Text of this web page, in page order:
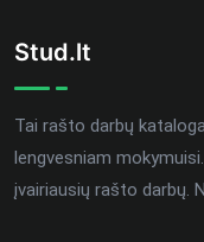
Stud.lt
Tai rašto darbų
lengvesniam
įvairiausių rašto darbų.